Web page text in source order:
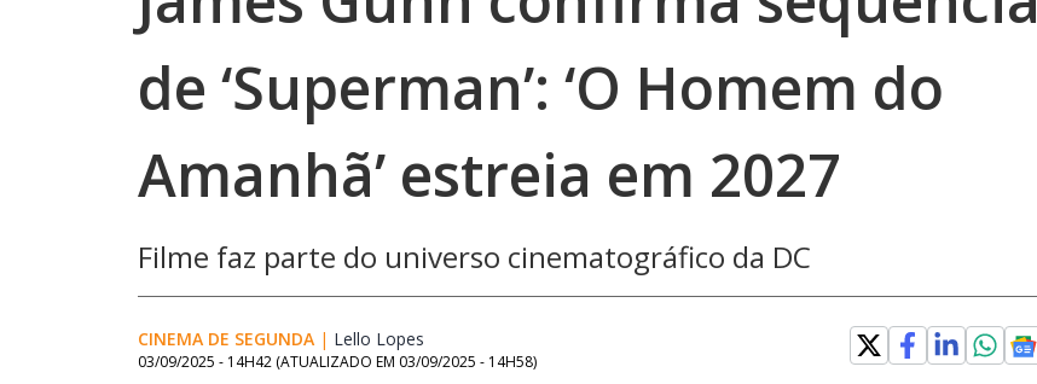
de ‘Superman’: ‘O Homem do
Amanhã’ estreia em 2027
Filme faz parte do universo cinematográfico da DC
CINEMA DE SEGUNDA | Lello Lopes
03/09/2025 - 14H42 (ATUALIZADO EM 03/09/2025 - 14H58)